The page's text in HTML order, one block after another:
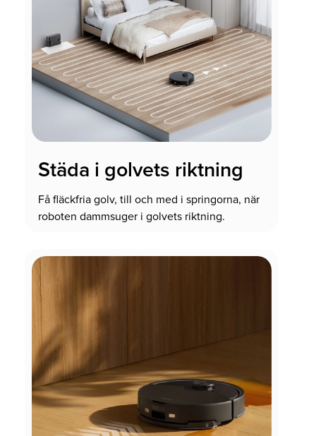
Städa i golvets riktning
Få fläckfria golv, till och med i springorna, när
roboten dammsuger i golvets riktning.